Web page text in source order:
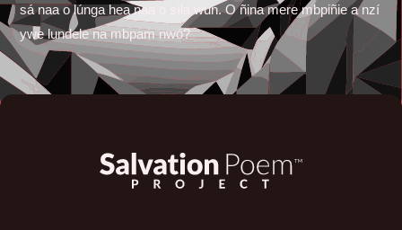
sá naa o lúnga hea naa o síla wun. O ñina mere mbpiñie a nzí
ywe lundele na mbpam nwó?